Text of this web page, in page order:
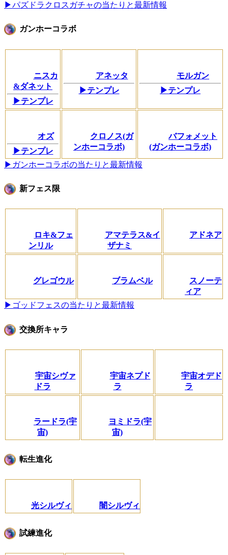
▶パズドラクロスガチャの当たりと最新情報
ガンホーコラボ
ニスカ
&ダネット
▶テンプレ
アネッタ
▶テンプレ
モルガン
▶テンプレ
オズ
▶テンプレ
クロノス(ガ
ンホーコラボ)
バフォメット
(ガンホーコラボ)
▶ガンホーコラボの当たりと最新情報
新フェス限
ロキ&フェ
ンリル
アマテラス&イ
ザナミ
アドネア
グレゴウル ブラムベル
スノーテ
ィア
▶ゴッドフェスの当たりと最新情報
交換所キャラ
宇宙シヴァ
ドラ
宇宙ネプド
ラ
宇宙オデド
ラ
ラードラ(宇
宙)
ヨミドラ(宇
宙)
転生進化
光シルヴィ 闇シルヴィ
試練進化